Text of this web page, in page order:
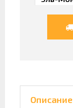
Описание